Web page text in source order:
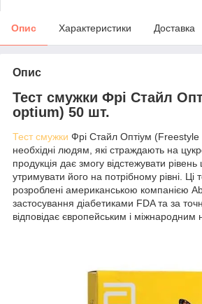
Опис Характеристики Доставка
Опис
Тест смужки Фрі Стайл
optium) 50 шт.
Тест смужки Фрі Стайл Оптіум
необхідні людям, які страждають на
продукція дає змогу відстежувати рівень
утримувати його на потрібному рівні. Ці
розроблені американською компанією
застосування діабетиками FDA та за
відповідає європейським і